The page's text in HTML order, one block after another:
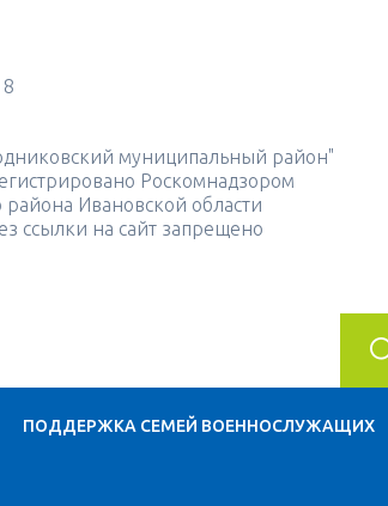
муниципальный район"
Роскомнадзором
Ивановской области
ссылки на сайт запрещено
ПОДДЕРЖКА СЕМЕЙ ВОЕННОСЛУЖАЩИХ